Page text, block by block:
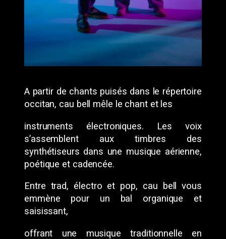
A partir de chants puisés dans le répertoire
occitan, cau bell mêle le chant et les
instruments électroniques. Les voix
s’assemblent aux timbres des
synthétiseurs dans une musique aérienne,
poétique et cadencée.
Entre trad, électro et pop, cau bell vous
emmène pour un bal organique et
saisissant,
offrant une musique traditionnelle en